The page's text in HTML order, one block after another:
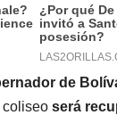
de
coliseo será